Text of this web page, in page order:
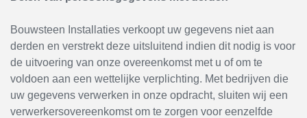
Bouwsteen Installaties verkoopt uw gegevens niet aan
derden en verstrekt deze uitsluitend indien dit nodig is voor
de uitvoering van onze overeenkomst met u of om te
voldoen aan een wettelijke verplichting. Met bedrijven die
uw gegevens verwerken in onze opdracht, sluiten wij een
verwerkersovereenkomst om te zorgen voor eenzelfde